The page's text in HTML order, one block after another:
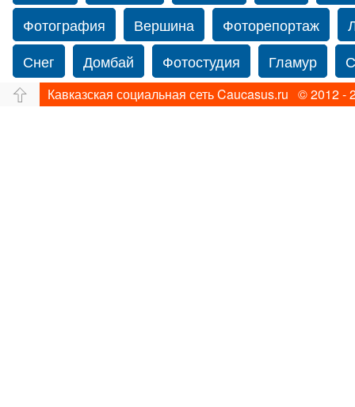
Фотография
Вершина Фоторепортаж
Снег
Домбай Фотостудия Гламур
Путешествие
Перевал Свадьба фото
Кавказская социальная сеть Caucasus.ru © 2012 -